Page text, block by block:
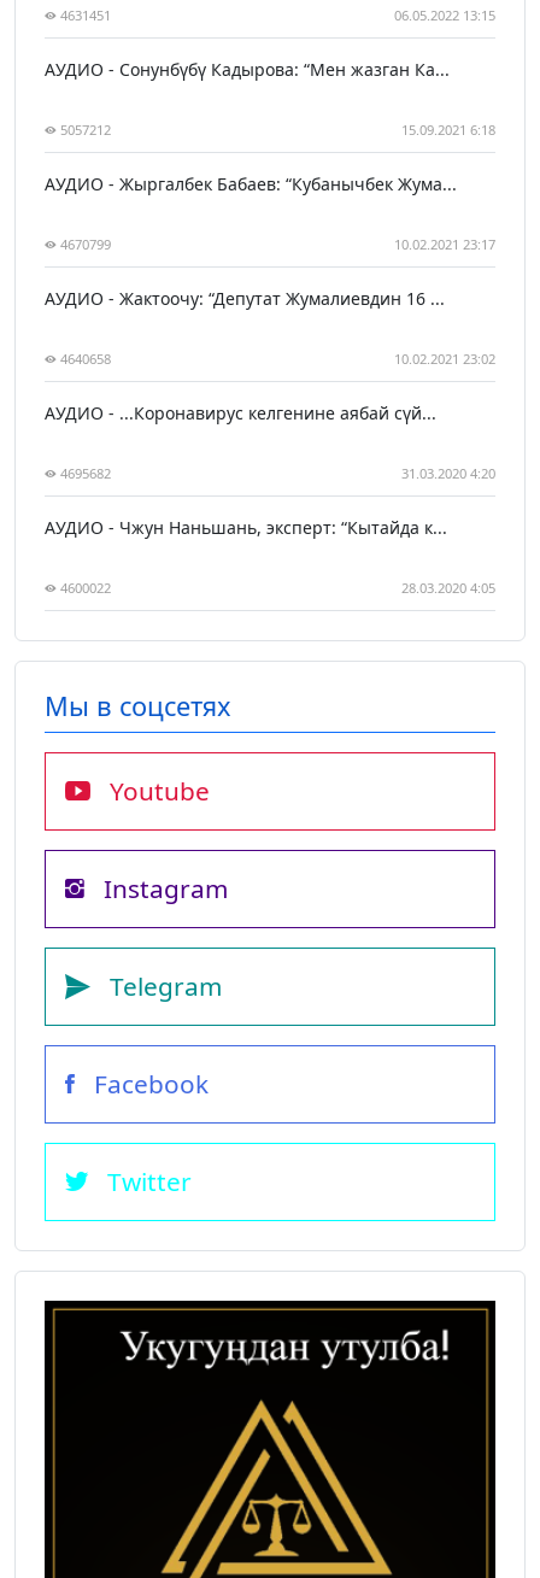
4631451 06.05.2022 13:15
АУДИО - Сонунбүбү Кадырова: “Мен жазган Ка...
5057212 15.09.2021 6:18
АУДИО - Жыргалбек Бабаев: “Кубанычбек Жума...
4670799 10.02.2021 23:17
АУДИО - Жактоочу: “Депутат Жумалиевдин 16 ...
4640658 10.02.2021 23:02
АУДИО - ...Коронавирус келгенине аябай сүй...
4695682 31.03.2020 4:20
АУДИО - Чжун Наньшань, эксперт: “Кытайда к...
4600022 28.03.2020 4:05
Мы в соцсетях
Youtube
Instagram
Telegram
Facebook
Twitter